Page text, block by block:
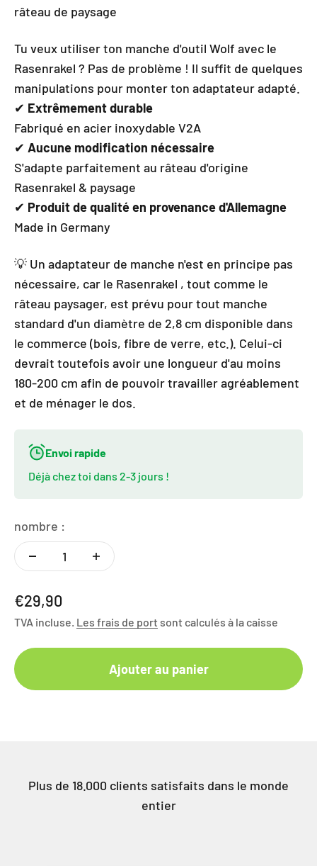
râteau de paysage
Tu veux utiliser ton manche d'outil Wolf avec le
Rasenrakel ? Pas de problème ! Il suffit de quelques
manipulations pour monter ton adaptateur adapté.
✔ Extrêmement durable
Fabriqué en acier inoxydable V2A
✔ Aucune modification nécessaire
S'adapte parfaitement au râteau d'origine
Rasenrakel & paysage
✔ Produit de qualité en provenance d'Allemagne
Made in Germany
💡 Un adaptateur de manche n'est en principe pas
nécessaire, car le Rasenrakel , tout comme le
râteau paysager, est prévu pour tout manche
standard d'un diamètre de 2,8 cm disponible dans
le commerce (bois, fibre de verre, etc.). Celui-ci
devrait toutefois avoir une longueur d'au moins
180-200 cm afin de pouvoir travailler agréablement
et de ménager le dos.
Envoi rapide
Déjà chez toi dans 2-3 jours !
nombre :
Angebot
€29,90
TVA incluse. Les frais de port sont calculés à la caisse
Ajouter au panier
Plus de 18.000 clients satisfaits dans le monde
entier